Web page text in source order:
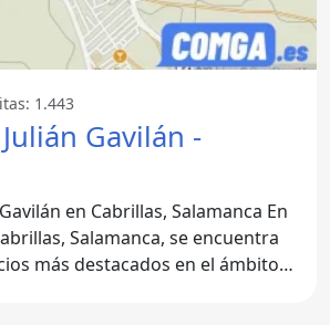
1.443
Gavilán -
en Cabrillas, Salamanca En
Salamanca, se encuentra
más destacados en el ámbito